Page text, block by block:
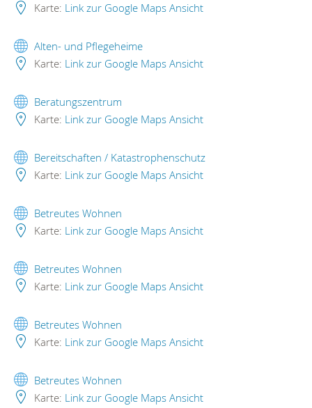
Karte: Link zur Google Maps Ansicht
Alten- und Pflegeheime
Karte: Link zur Google Maps Ansicht
Beratungszentrum
Karte: Link zur Google Maps Ansicht
Bereitschaften / Katastrophenschutz
Karte: Link zur Google Maps Ansicht
Betreutes Wohnen
Karte: Link zur Google Maps Ansicht
Betreutes Wohnen
Karte: Link zur Google Maps Ansicht
Betreutes Wohnen
Karte: Link zur Google Maps Ansicht
Betreutes Wohnen
Karte: Link zur Google Maps Ansicht